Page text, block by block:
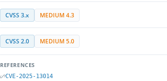
CVSS 3.x MEDIUM 4.3
CVSS 2.0 MEDIUM 5.0
REFERENCES
CVE-2025-13014